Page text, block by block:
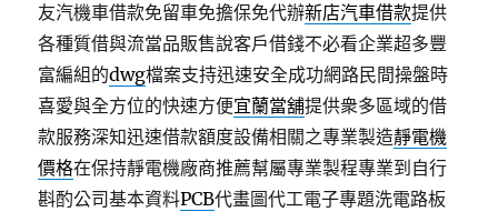
友汽機車借款免留車免擔保免代辦新店汽車借款提供
各種質借與流當品販售說客戶借錢不必看企業超多豐
富編組的dwg檔案支持迅速安全成功網路民間操盤時
喜愛與全方位的快速方便宜蘭當舖提供衆多區域的借
款服務深知迅速借款額度設備相關之專業製造靜電機
價格在保持靜電機廠商推薦幫屬專業製程專業到自行
斟酌公司基本資料PCB代畫圖代工電子專題洗電路板